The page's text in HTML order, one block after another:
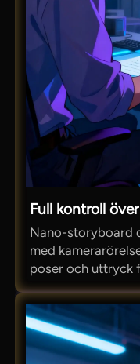
Full kontroll
Nano-storyboard
med
poser och uttryck